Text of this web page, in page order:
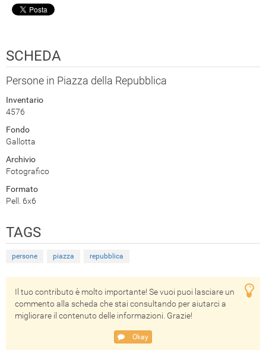
SCHEDA
Persone in Piazza della Repubblica
Inventario
4576
Fondo
Gallotta
Archivio
Fotografico
Formato
Pell. 6x6
TAGS
persone piazza repubblica
Il tuo contributo è molto importante! Se vuoi puoi lasciare un
commento alla scheda che stai consultando per aiutarci a
migliorare il contenuto delle informazioni. Grazie!
Okay